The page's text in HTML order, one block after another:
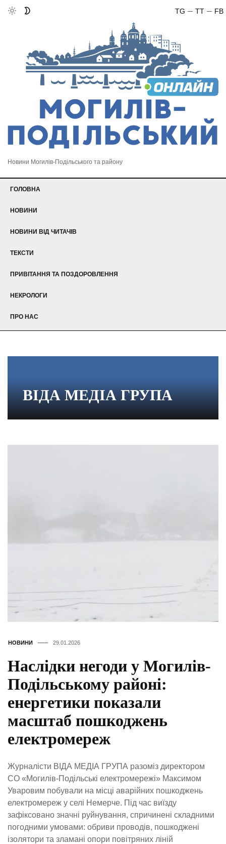
FB
TT
TG
Новини Могилів-Подільського та району
ГОЛОВНА
НОВИНИ
НОВИНИ ВІД ЧИТАЧІВ
ТЕКСТИ
ПРИВІТАННЯ ТА ПОЗДОРОВЛЕННЯ
НЕКРОЛОГИ
ПРО НАС
ВІДА МЕДІА ГРУПА
НОВИНИ 29.01.2026
Наслідки негоди у Могилів-
Подільському районі:
енергетики показали
масштаб пошкоджень
електромереж
Журналісти ВІДА МЕДІА ГРУПА разоміз директором
СО «Могилів-Подільські електромережі» Максимом
Уваровим побували на місці аварійних пошкоджень
електромереж у селі Немерче. Під час виїзду
зафіксовано значні руйнування, спричинені складними
погодними умовами: обриви проводів, пошкоджені
ізолятори та зламані опори повітряних ліній